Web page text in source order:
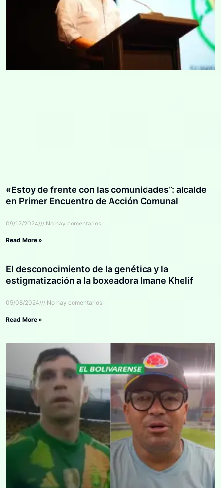
«Estoy de frente con las comunidades”: alcalde
en Primer Encuentro de Acción Comunal
09/12/2024 No hay comentarios
Read More »
El desconocimiento de la genética y la
estigmatización a la boxeadora Imane Khelif
05/08/2024 No hay comentarios
Read More »